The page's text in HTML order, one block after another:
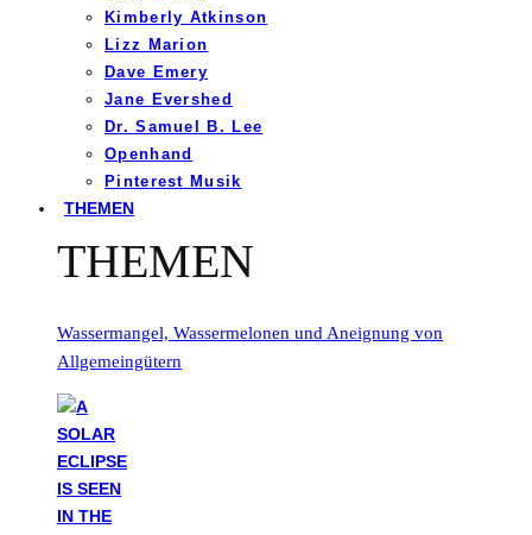
Kimberly Atkinson
Lizz Marion
Dave Emery
Jane Evershed
Dr. Samuel B. Lee
Openhand
Pinterest Musik
THEMEN
THEMEN
Wassermangel, Wassermelonen und Aneignung von
Allgemeingütern